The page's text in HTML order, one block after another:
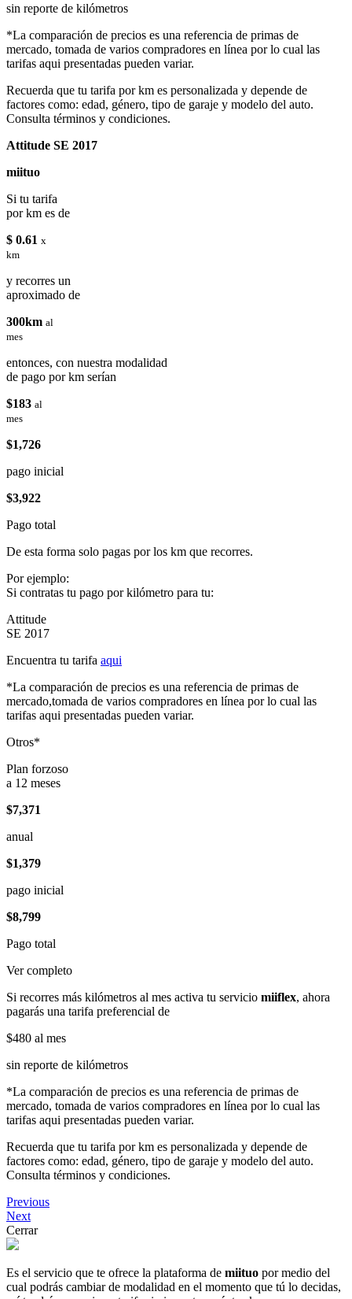
sin reporte de kilómetros
*La comparación de precios es una referencia de primas de
mercado, tomada de varios compradores en línea por lo cual las
tarifas aqui presentadas pueden variar.
Recuerda que tu tarifa por km es personalizada y depende de
factores como: edad, género, tipo de garaje y modelo del auto.
Consulta términos y condiciones.
Attitude SE 2017
miituo
Si tu tarifa
por km es de
$ 0.61 x
km
y recorres un
aproximado de
300km al
mes
entonces, con nuestra modalidad
de pago por km serían
$183 al
mes
$1,726
pago inicial
$3,922
Pago total
De esta forma solo pagas por los km que recorres.
Por ejemplo:
Si contratas tu pago por kilómetro para tu:
Attitude
SE 2017
Encuentra tu tarifa aqui
*La comparación de precios es una referencia de primas de
mercado,tomada de varios compradores en línea por lo cual las
tarifas aqui presentadas pueden variar.
Otros*
Plan forzoso
a 12 meses
$7,371
anual
$1,379
pago inicial
$8,799
Pago total
Ver completo
Si recorres más kilómetros al mes activa tu servicio miiflex, ahora
pagarás una tarifa preferencial de
$480 al mes
sin reporte de kilómetros
*La comparación de precios es una referencia de primas de
mercado, tomada de varios compradores en línea por lo cual las
tarifas aqui presentadas pueden variar.
Recuerda que tu tarifa por km es personalizada y depende de
factores como: edad, género, tipo de garaje y modelo del auto.
Consulta términos y condiciones.
Previous
Next
Cerrar
Es el servicio que te ofrece la plataforma de miituo por medio del
cual podrás cambiar de modalidad en el momento que tú lo decidas,